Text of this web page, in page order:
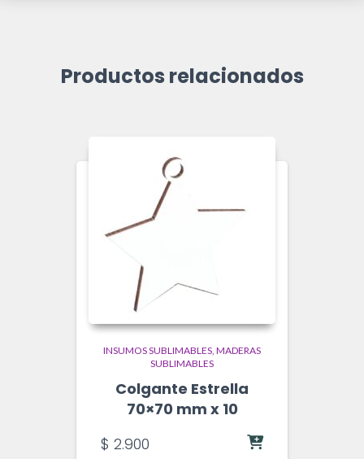
Productos relacionados
INSUMOS SUBLIMABLES MADERAS
SUBLIMABLES
Colgante Estrella
70×70 mm x 10
$ 2.900